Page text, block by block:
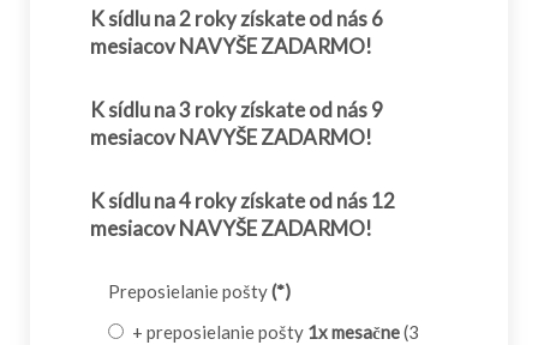
K sídlu na 2 roky získate od nás 6
mesiacov NAVYŠE ZADARMO!
K sídlu na 3 roky získate od nás 9
mesiacov NAVYŠE ZADARMO!
K sídlu na 4 roky získate od nás 12
mesiacov NAVYŠE ZADARMO!
Preposielanie pošty(*)
+ preposielanie pošty 1x mesačne(3